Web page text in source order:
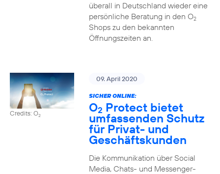
überall in Deutschland wieder eine
persönliche Beratung in den O2
Shops zu den bekannten
Öffnungszeiten an.
Credits: O2
09. April 2020
SICHER ONLINE:
O2 Protect bietet
umfassenden Schutz
für Privat- und
Geschäftskunden
Die Kommunikation über Social
Media, Chats- und Messenger-